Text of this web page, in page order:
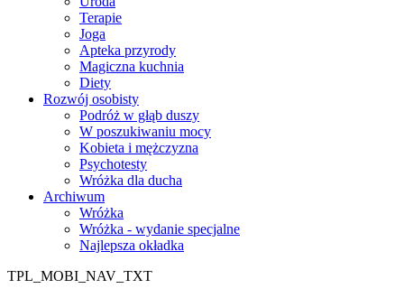
Terapie
Joga
Apteka przyrody
Magiczna kuchnia
Diety
Rozwój osobisty
Podróż w głąb duszy
W poszukiwaniu mocy
Kobieta i mężczyzna
Psychotesty
Wróżka dla ducha
Archiwum
Wróżka
Wróżka - wydanie specjalne
Najlepsza okładka
TPL_MOBI_NAV_TXT